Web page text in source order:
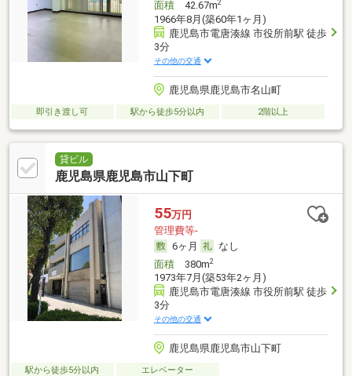
面積42.67m2
1966年8月(築60年1ヶ月)
鹿児島市電唐湊線 市役所前駅 徒歩
3分
その他の交通
鹿児島県鹿児島市名山町
即引き渡し可 駅から徒歩5分以内 2階以上
貸ビル
鹿児島県鹿児島市山下町
55万円
管理費等-
6ヶ月
なし
面積380m2
1973年7月(築53年2ヶ月)
鹿児島市電唐湊線 市役所前駅 徒歩
3分
その他の交通
鹿児島県鹿児島市山下町
駅から徒歩5分以内 エレベーター